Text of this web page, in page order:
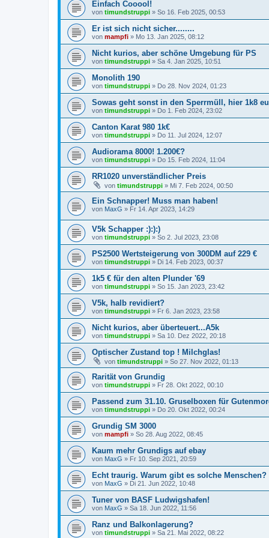
Einfach Cooool!
von timundstruppi » So 16. Feb 2025, 00:53
Er ist sich nicht sicher........
von mampfi » Mo 13. Jan 2025, 08:12
Nicht kurios, aber schöne Umgebung für PS
von timundstruppi » Sa 4. Jan 2025, 10:51
Monolith 190
von timundstruppi » Do 28. Nov 2024, 01:23
Sowas geht sonst in den Sperrmüll, hier 1k8
von timundstruppi » Do 1. Feb 2024, 23:02
Canton Karat 980 1k€
von timundstruppi » Do 11. Jul 2024, 12:07
Audiorama 8000! 1.200€?
von timundstruppi » Do 15. Feb 2024, 11:04
RR1020 unverständlicher Preis
von timundstruppi » Mi 7. Feb 2024, 00:50
Ein Schnapper! Muss man haben!
von MaxG » Fr 14. Apr 2023, 14:29
V5k Schapper :):):)
von timundstruppi » So 2. Jul 2023, 23:08
PS2500 Wertsteigerung von 300DM auf 229 €
von timundstruppi » Di 14. Feb 2023, 00:37
1k5 € für den alten Plunder '69
von timundstruppi » So 15. Jan 2023, 23:42
V5k, halb revidiert?
von timundstruppi » Fr 6. Jan 2023, 23:58
Nicht kurios, aber überteuert...A5k
von timundstruppi » Sa 10. Dez 2022, 20:18
Optischer Zustand top ! Milchglas!
von timundstruppi » So 27. Nov 2022, 01:13
Rarität von Grundig
von timundstruppi » Fr 28. Okt 2022, 00:10
Passend zum 31.10. Gruselboxen für
von timundstruppi » Do 20. Okt 2022, 00:24
Grundig SM 3000
von mampfi » So 28. Aug 2022, 08:45
Kaum mehr Grundigs auf ebay
von MaxG » Fr 10. Sep 2021, 20:59
Echt traurig. Warum gibt es solche Menschen?
von MaxG » Di 21. Jun 2022, 10:48
Tuner von BASF Ludwigshafen!
von MaxG » Sa 18. Jun 2022, 11:56
Ranz und Balkonlagerung?
von timundstruppi » Sa 21. Mai 2022, 08:22